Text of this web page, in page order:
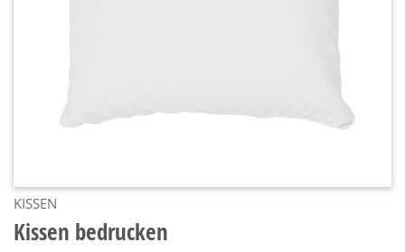
KISSEN
Kissen bedrucken